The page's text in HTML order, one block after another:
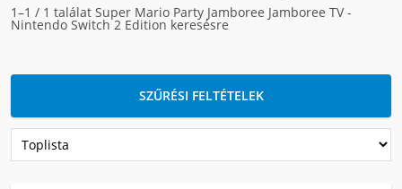
1–1 / 1 találat Super Mario Party Jamboree Jamboree TV -
Nintendo Switch 2 Edition keresésre
SZŰRÉSI FELTÉTELEK